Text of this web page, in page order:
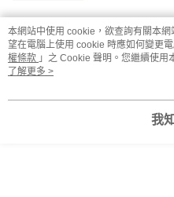
熱門標籤
本網站中使用 cookie，欲查詢有關本
望在電腦上使用 cookie 時應如何變更
權條款 」之 Cookie 聲明。您繼續使用
用條款之 Cookie 聲明使用 cookie。
了解更多 >
我